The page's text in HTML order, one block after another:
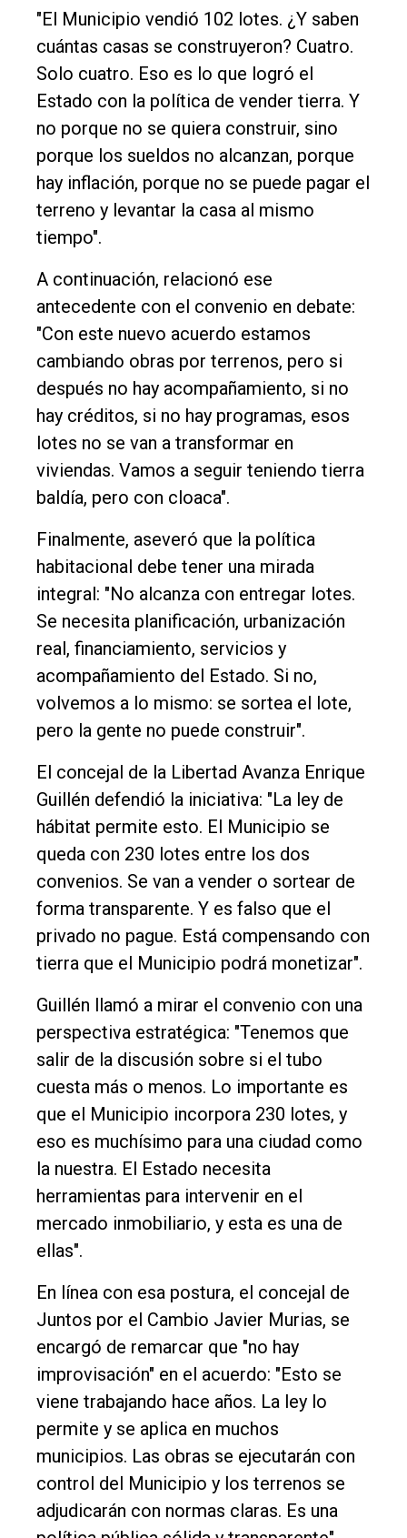
"El Municipio vendió 102 lotes. ¿Y saben
cuántas casas se construyeron? Cuatro.
Solo cuatro. Eso es lo que logró el
Estado con la política de vender tierra. Y
no porque no se quiera construir, sino
porque los sueldos no alcanzan, porque
hay inflación, porque no se puede pagar el
terreno y levantar la casa al mismo
tiempo".
A continuación, relacionó ese
antecedente con el convenio en debate:
"Con este nuevo acuerdo estamos
cambiando obras por terrenos, pero si
después no hay acompañamiento, si no
hay créditos, si no hay programas, esos
lotes no se van a transformar en
viviendas. Vamos a seguir teniendo tierra
baldía, pero con cloaca".
Finalmente, aseveró que la política
habitacional debe tener una mirada
integral: "No alcanza con entregar lotes.
Se necesita planificación, urbanización
real, financiamiento, servicios y
acompañamiento del Estado. Si no,
volvemos a lo mismo: se sortea el lote,
pero la gente no puede construir".
El concejal de la Libertad Avanza Enrique
Guillén defendió la iniciativa: "La ley de
hábitat permite esto. El Municipio se
queda con 230 lotes entre los dos
convenios. Se van a vender o sortear de
forma transparente. Y es falso que el
privado no pague. Está compensando con
tierra que el Municipio podrá monetizar".
Guillén llamó a mirar el convenio con una
perspectiva estratégica: "Tenemos que
salir de la discusión sobre si el tubo
cuesta más o menos. Lo importante es
que el Municipio incorpora 230 lotes, y
eso es muchísimo para una ciudad como
la nuestra. El Estado necesita
herramientas para intervenir en el
mercado inmobiliario, y esta es una de
ellas".
En línea con esa postura, el concejal de
Juntos por el Cambio Javier Murias, se
encargó de remarcar que "no hay
improvisación" en el acuerdo: "Esto se
viene trabajando hace años. La ley lo
permite y se aplica en muchos
municipios. Las obras se ejecutarán con
control del Municipio y los terrenos se
adjudicarán con normas claras. Es una